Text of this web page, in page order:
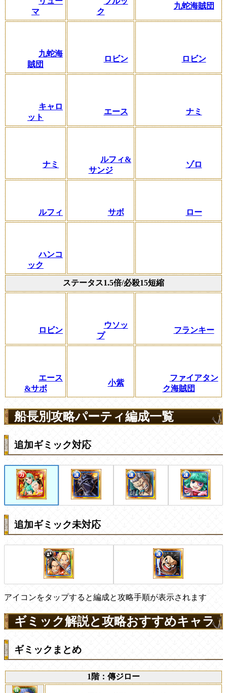
マ
ク
九蛇海賊団
九蛇海
賊団
ロビン ロビン
キャロ
ット
エース ナミ
ナミ
ルフィ&
サンジ
ゾロ
ルフィ サボ ロー
ハンコ
ック
ステータス1.5倍/必殺15短縮
ロビン
ウソッ
プ
フランキー
エース
&サボ
小紫
ファイアタン
ク海賊団
船長別攻略パーティ編成一覧
追加ギミック対応
追加ギミック未対応
アイコンをタップすると編成と攻略手順が表示されます
ギミック解説と攻略おすすめキャラ
ギミックまとめ
1階：傳ジロー